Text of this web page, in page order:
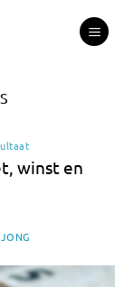
winst en